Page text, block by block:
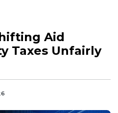
Aid
Taxes Unfairly